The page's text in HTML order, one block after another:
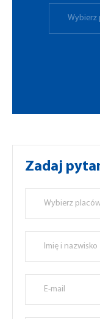
Wybierz
Zadaj
Wybierz